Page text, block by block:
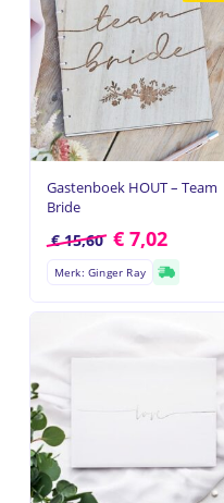
Gastenboek HOUT – Team
Bride
€15,60 € 7,02
Merk: Ginger Ray